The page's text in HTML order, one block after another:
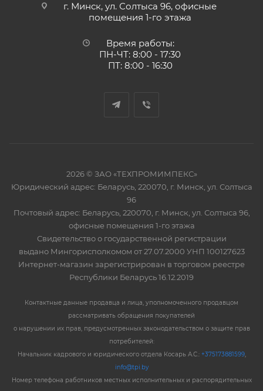
г. Минск, ул. Солтыса 96, офисные
помещения 1-го этажа
Время работы:
ПН-ЧТ: 8:00 - 17:30
ПТ: 8:00 - 16:30
2026 © ЗАО «ТЕХПРОМИМПЕКС»
Юридический адрес: Беларусь, 220070, г. Минск, ул. Солтыса
96
Почтовый адрес: Беларусь, 220070, г. Минск, ул. Солтыса 96,
офисные помещения 1-го этажа
Свидетельство о государственной регистрации
выдано Мингорисполкомом от 27.07.2000 УНП 100127623
Интернет-магазин зарегистрирован в торговом реестре
Республики Беларусь 16.12.2019
Контактные данные продавца и лица, уполномоченного продавцом
рассматривать обращения покупателей
о нарушении их прав, предусмотренных законодательством о защите прав
потребителей:
Начальник кадрового и юридического отдела Косарь А.С.: +375173881599,
info@tpi.by
Номер телефона работников местных исполнительных и распорядительных